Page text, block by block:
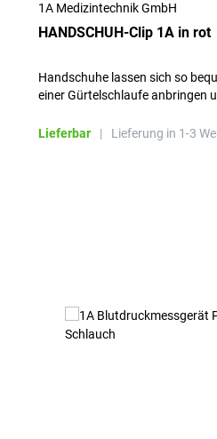
1A Medizintechnik GmbH
HANDSCHUH-Clip 1A in rot
Handschuhe lassen sich so
einer Gürtelschlaufe anbringen
befestigen
Lieferbar | Lieferung in 1-3